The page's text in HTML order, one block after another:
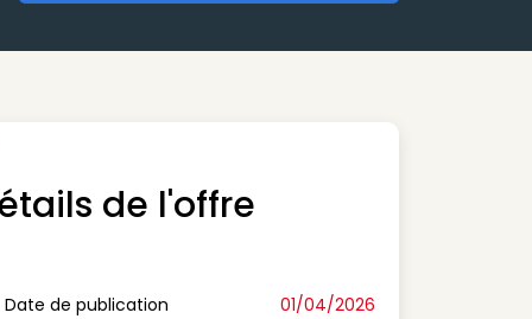
de l'offre
Date de publication 01/04/2026